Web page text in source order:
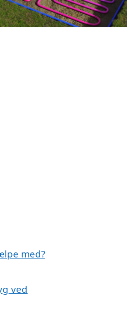
med?
ved